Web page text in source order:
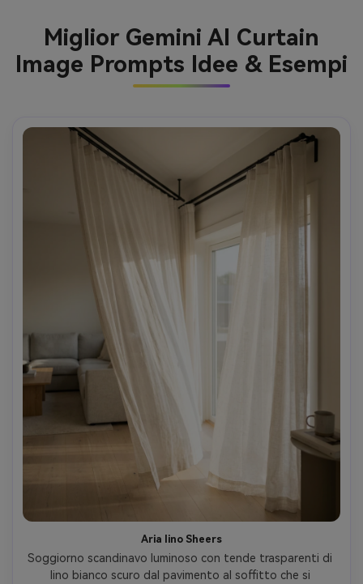
Miglior Gemini AI Curtain
Image Prompts Idee & Esempi
Aria lino Sheers
Soggiorno scandinavo luminoso con tende trasparenti di
lino bianco scuro dal pavimento al soffitto che si